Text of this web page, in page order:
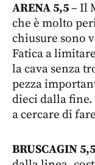
ARENA 5,5– Il
che è molto
chiusure sono
Fatica a
la cava senza
pezza
dieci dalla fine.
a cercare di
BRUSCAGIN